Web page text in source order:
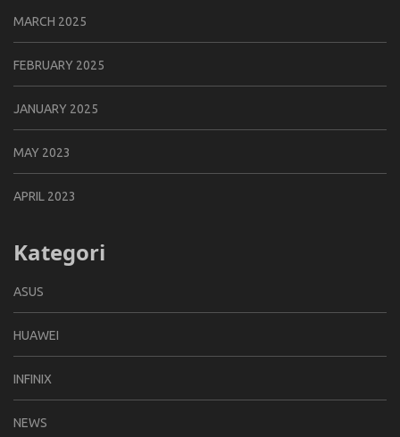
MARCH 2025
FEBRUARY 2025
JANUARY 2025
MAY 2023
APRIL 2023
Kategori
ASUS
HUAWEI
INFINIX
NEWS